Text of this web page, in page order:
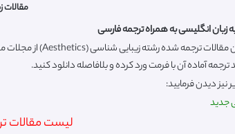
مقالات
زبان انگلیسی به همراه ترجمه فارسی
آماده آن با فرمت ورد کرده و بلافاصله دانلود کنید.
دیدن فرمایید:
جدید
لیست مقالات